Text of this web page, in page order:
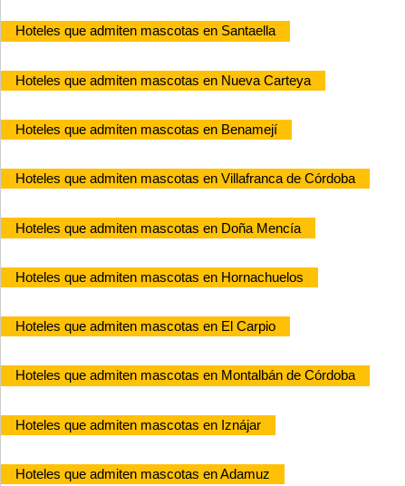
Hoteles que admiten mascotas en Santaella
Hoteles que admiten mascotas en Nueva Carteya
Hoteles que admiten mascotas en Benamejí
Hoteles que admiten mascotas en Villafranca de Córdoba
Hoteles que admiten mascotas en Doña Mencía
Hoteles que admiten mascotas en Hornachuelos
Hoteles que admiten mascotas en El Carpio
Hoteles que admiten mascotas en Montalbán de Córdoba
Hoteles que admiten mascotas en Iznájar
Hoteles que admiten mascotas en Adamuz